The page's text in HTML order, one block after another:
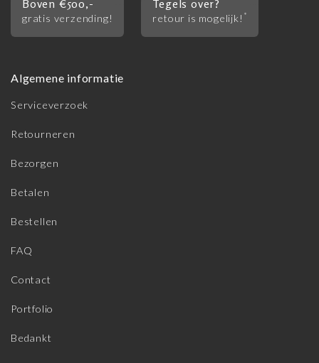
Boven €500,-
gratis verzending!
Tegels over?
retour is mogelijk! *
Algemene informatie
Serviceverzoek
Retourneren
Bezorgen
Betalen
Bestellen
FAQ
Contact
Portfolio
Bedankt